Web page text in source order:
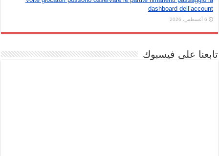
dashboard dell’account
6 أغسطس، 2026
تابعنا على فيسبوك